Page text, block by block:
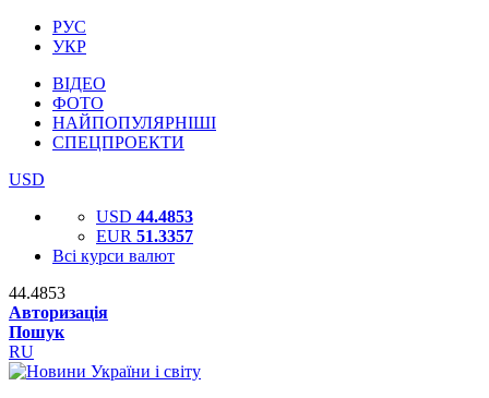
РУС
УКР
ВІДЕО
ФОТО
НАЙПОПУЛЯРНІШІ
СПЕЦПРОЕКТИ
USD
USD 44.4853
EUR 51.3357
Всі курси валют
44.4853
Авторизація
Пошук
RU